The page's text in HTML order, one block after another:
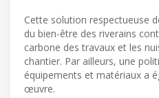
Cette solution respectueuse
du bien-être des riverains
carbone des travaux et les
chantier. Par ailleurs, une
équipements et matériaux a
œuvre.